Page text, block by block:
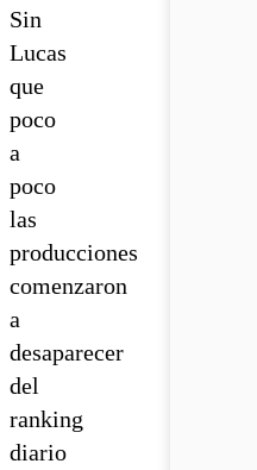
Sin
Lucas
que
poco
a
poco
las
producciones
comenzaron
a
desaparecer
del
ranking
diario